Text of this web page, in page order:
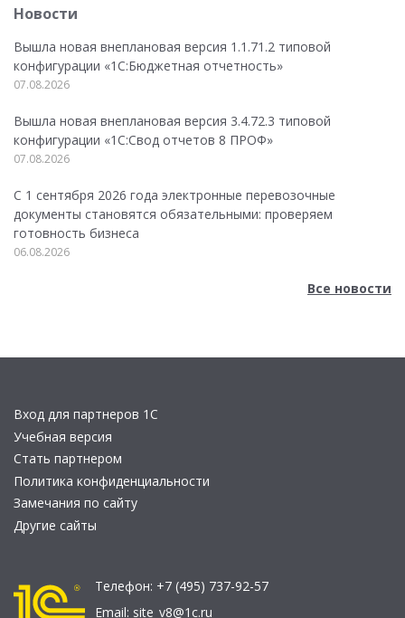
Новости
Вышла новая внеплановая версия 1.1.71.2 типовой
конфигурации «1C:Бюджетная отчетность»
07.08.2026
Вышла новая внеплановая версия 3.4.72.3 типовой
конфигурации «1C:Свод отчетов 8 ПРОФ»
07.08.2026
С 1 сентября 2026 года электронные перевозочные
документы становятся обязательными: проверяем
готовность бизнеса
06.08.2026
Все новости
Вход для партнеров 1С
Учебная версия
Стать партнером
Политика конфиденциальности
Замечания по сайту
Другие сайты
Телефон: +7 (495) 737-92-57
Email: site_v8@1c.ru